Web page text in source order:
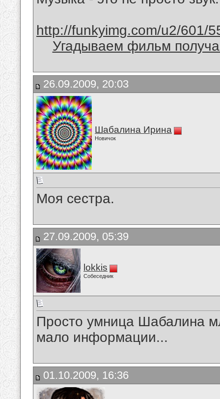
http://funkyimg.com/u2/601/
Угадываем фильм
26.09.2009, 20:03
Шабалина Ирина
Новичок
Моя сестра.
27.09.2009, 05:39
lokkis
Собеседник
Просто умница Шабалина
мало информации...
01.10.2009, 16:36